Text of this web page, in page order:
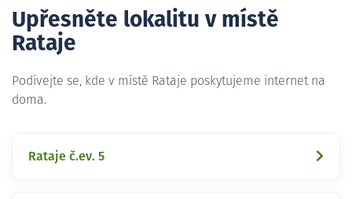
Upřesněte lokalitu v místě
Rataje
Podívejte se, kde v místě Rataje poskytujeme internet na
doma.
Rataje č.ev. 5